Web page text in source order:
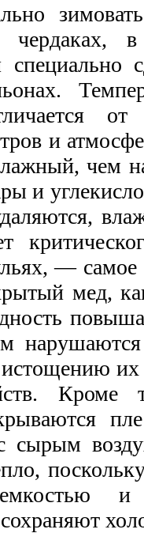
в
и
чем
и
— самое
мед,
Кроме
сырым
и